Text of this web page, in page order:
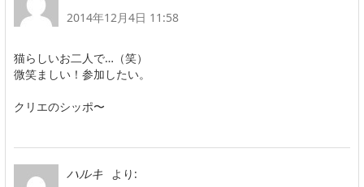
2014年12月4日 11:58
猫らしいお二人で…（笑）
微笑ましい！参加したい。
クリエのシッポ〜
ハルキ
より: